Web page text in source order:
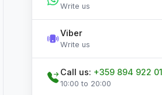
Write us
Viber
Write us
Call us: +359 894 922
10:00 to 20:00